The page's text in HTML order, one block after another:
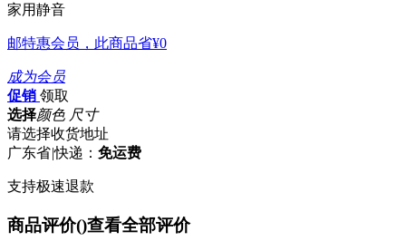
家用静音
邮特惠会员，此商品省¥0
成为会员
促销 领取
选择颜色 尺寸
请选择收货地址
广东省|快递： 免运费
支持极速退款
商品评价()查看全部评价